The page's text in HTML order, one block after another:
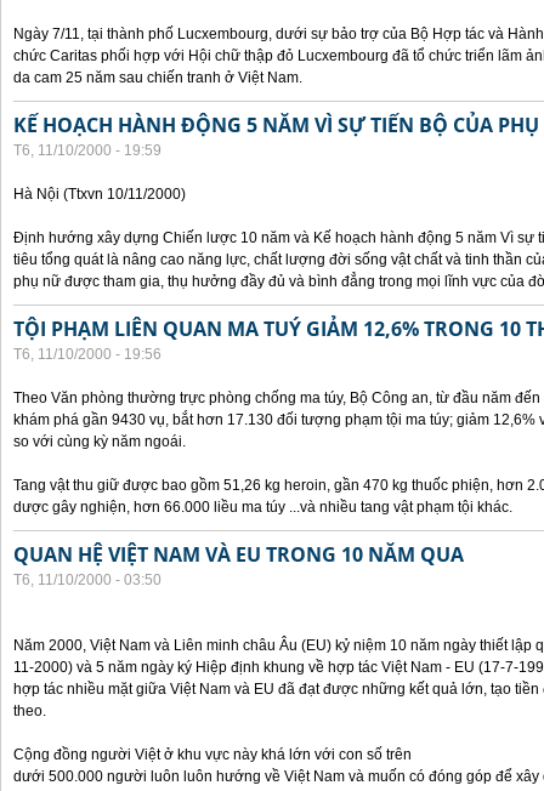
Ngày 7/11, tại thành phố Lucxembourg, dưới sự bảo trợ của Bộ Hợp tác và
chức Caritas phối hợp với Hội chữ thập đỏ Lucxembourg đã tổ chức triển lãm
da cam 25 năm sau chiến tranh ở Việt Nam.
KẾ HOẠCH HÀNH ĐỘNG 5 NĂM VÌ SỰ TIẾN BỘ CỦA
T6, 11/10/2000 - 19:59
Hà Nội (Ttxvn 10/11/2000)
Định hướng xây dựng Chiến lược 10 năm và Kế hoạch hành động 5 năm Vì sự
tiêu tổng quát là nâng cao năng lực, chất lượng đời sống vật chất và tinh thần
phụ nữ được tham gia, thụ hưởng đầy đủ và bình đẳng trong mọi lĩnh vực của
TỘI PHẠM LIÊN QUAN MA TUÝ GIẢM 12,6% TRONG 10
T6, 11/10/2000 - 19:56
Theo Văn phòng thường trực phòng chống ma túy, Bộ Công an, từ đầu năm
khám phá gần 9430 vụ, bắt hơn 17.130 đối tượng phạm tội ma túy; giảm 12,6%
so với cùng kỳ năm ngoái.
Tang vật thu giữ được bao gồm 51,26 kg heroin, gần 470 kg thuốc phiện, hơn
dược gây nghiện, hơn 66.000 liều ma túy ...và nhiều tang vật phạm tội khác.
QUAN HỆ VIỆT NAM VÀ EU TRONG 10 NĂM QUA
T6, 11/10/2000 - 03:50
Năm 2000, Việt Nam và Liên minh châu Âu (EU) kỷ niệm 10 năm ngày thiết lập
11-2000) và 5 năm ngày ký Hiệp định khung về hợp tác Việt Nam - EU (17-7-
hợp tác nhiều mặt giữa Việt Nam và EU đã đạt được những kết quả lớn, tạo
theo.
Cộng đồng người Việt ở khu vực này khá lớn với con số trên
dưới 500.000 người luôn luôn hướng về Việt Nam và muốn có đóng góp để